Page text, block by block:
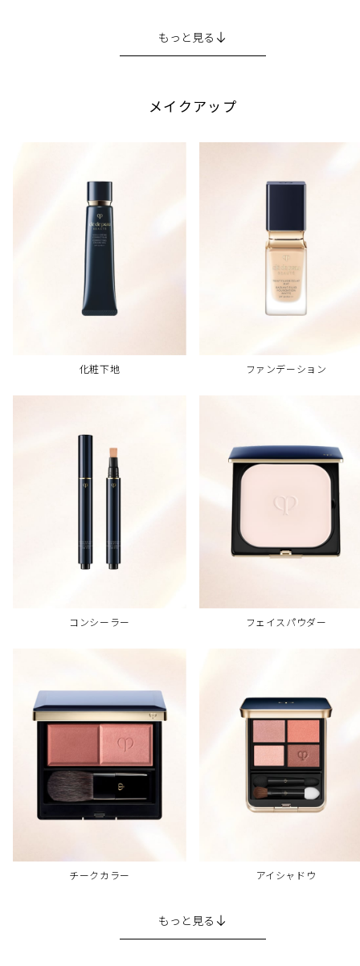
もっと見る
メイクアップ
化粧下地 ファンデーション
コンシーラー フェイスパウダー
チークカラー アイシャドウ
もっと見る